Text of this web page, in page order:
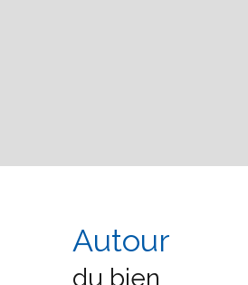
Autour
du bien